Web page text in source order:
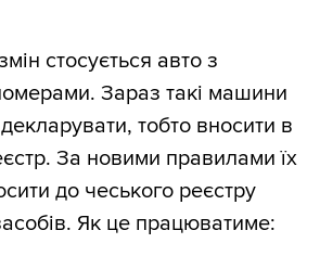
стосується авто з
Зараз такі машини
тобто вносити в
За новими правилами їх
до чеського реєстру
Як це працюватиме: